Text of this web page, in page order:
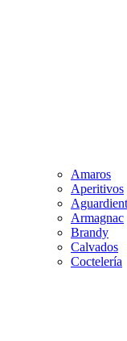
Amaros
Aperitivos
Armagnac
Brandy
Calvados
Coctelería